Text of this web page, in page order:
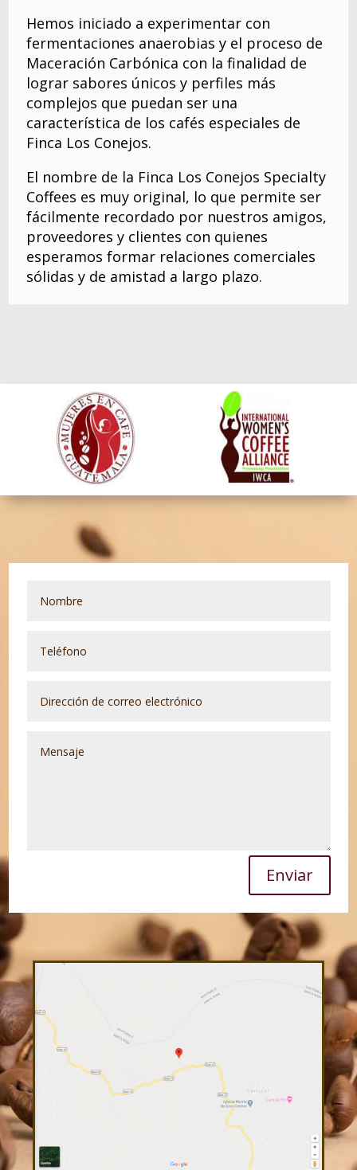
Hemos iniciado a experimentar con
fermentaciones anaerobias y el proceso de
Maceración Carbónica con la finalidad de
lograr sabores únicos y perfiles más
complejos que puedan ser una
característica de los cafés especiales de
Finca Los Conejos.
El nombre de la Finca Los Conejos Specialty
Coffees es muy original, lo que permite ser
fácilmente recordado por nuestros amigos,
proveedores y clientes con quienes
esperamos formar relaciones comerciales
sólidas y de amistad a largo plazo.
Enviar